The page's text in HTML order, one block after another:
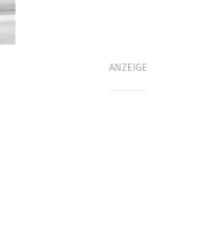
ANZEIGE